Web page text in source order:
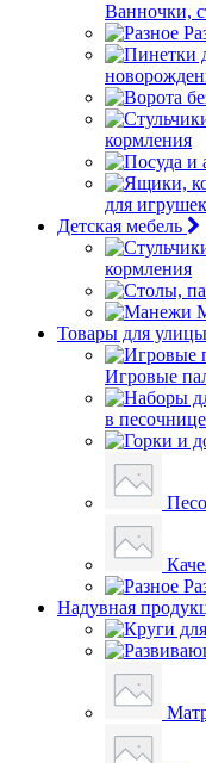
Ванночки,
кормления
для игрушек
Детская мебель
кормления
Товары для улицы
Игровые
в песочнице
Надувная